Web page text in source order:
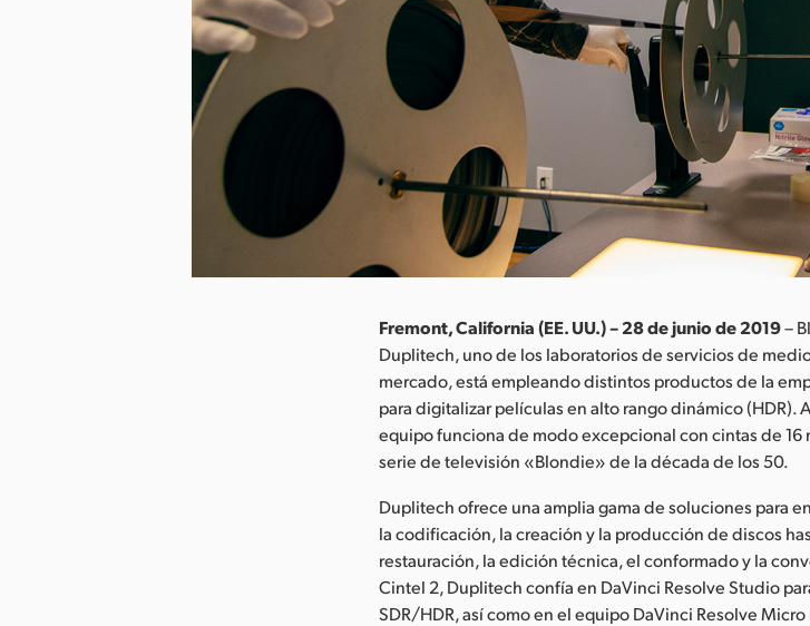
Fremont, California (EE. UU.) – 28 de junio de 2019–
Duplitech, uno de los laboratorios de servicios de
mercado, está empleando distintos productos de la
para digitalizar películas en alto rango dinámico
equipo funciona de modo excepcional con cintas de
serie de televisión «Blondie» de la década de los 50.
Duplitech ofrece una amplia gama de soluciones para
la codificación, la creación y la producción de discos
restauración, la edición técnica, el conformado y la
Cintel 2, Duplitech confía en DaVinci Resolve Studio
SDR/HDR, así como en el equipo DaVinci Resolve